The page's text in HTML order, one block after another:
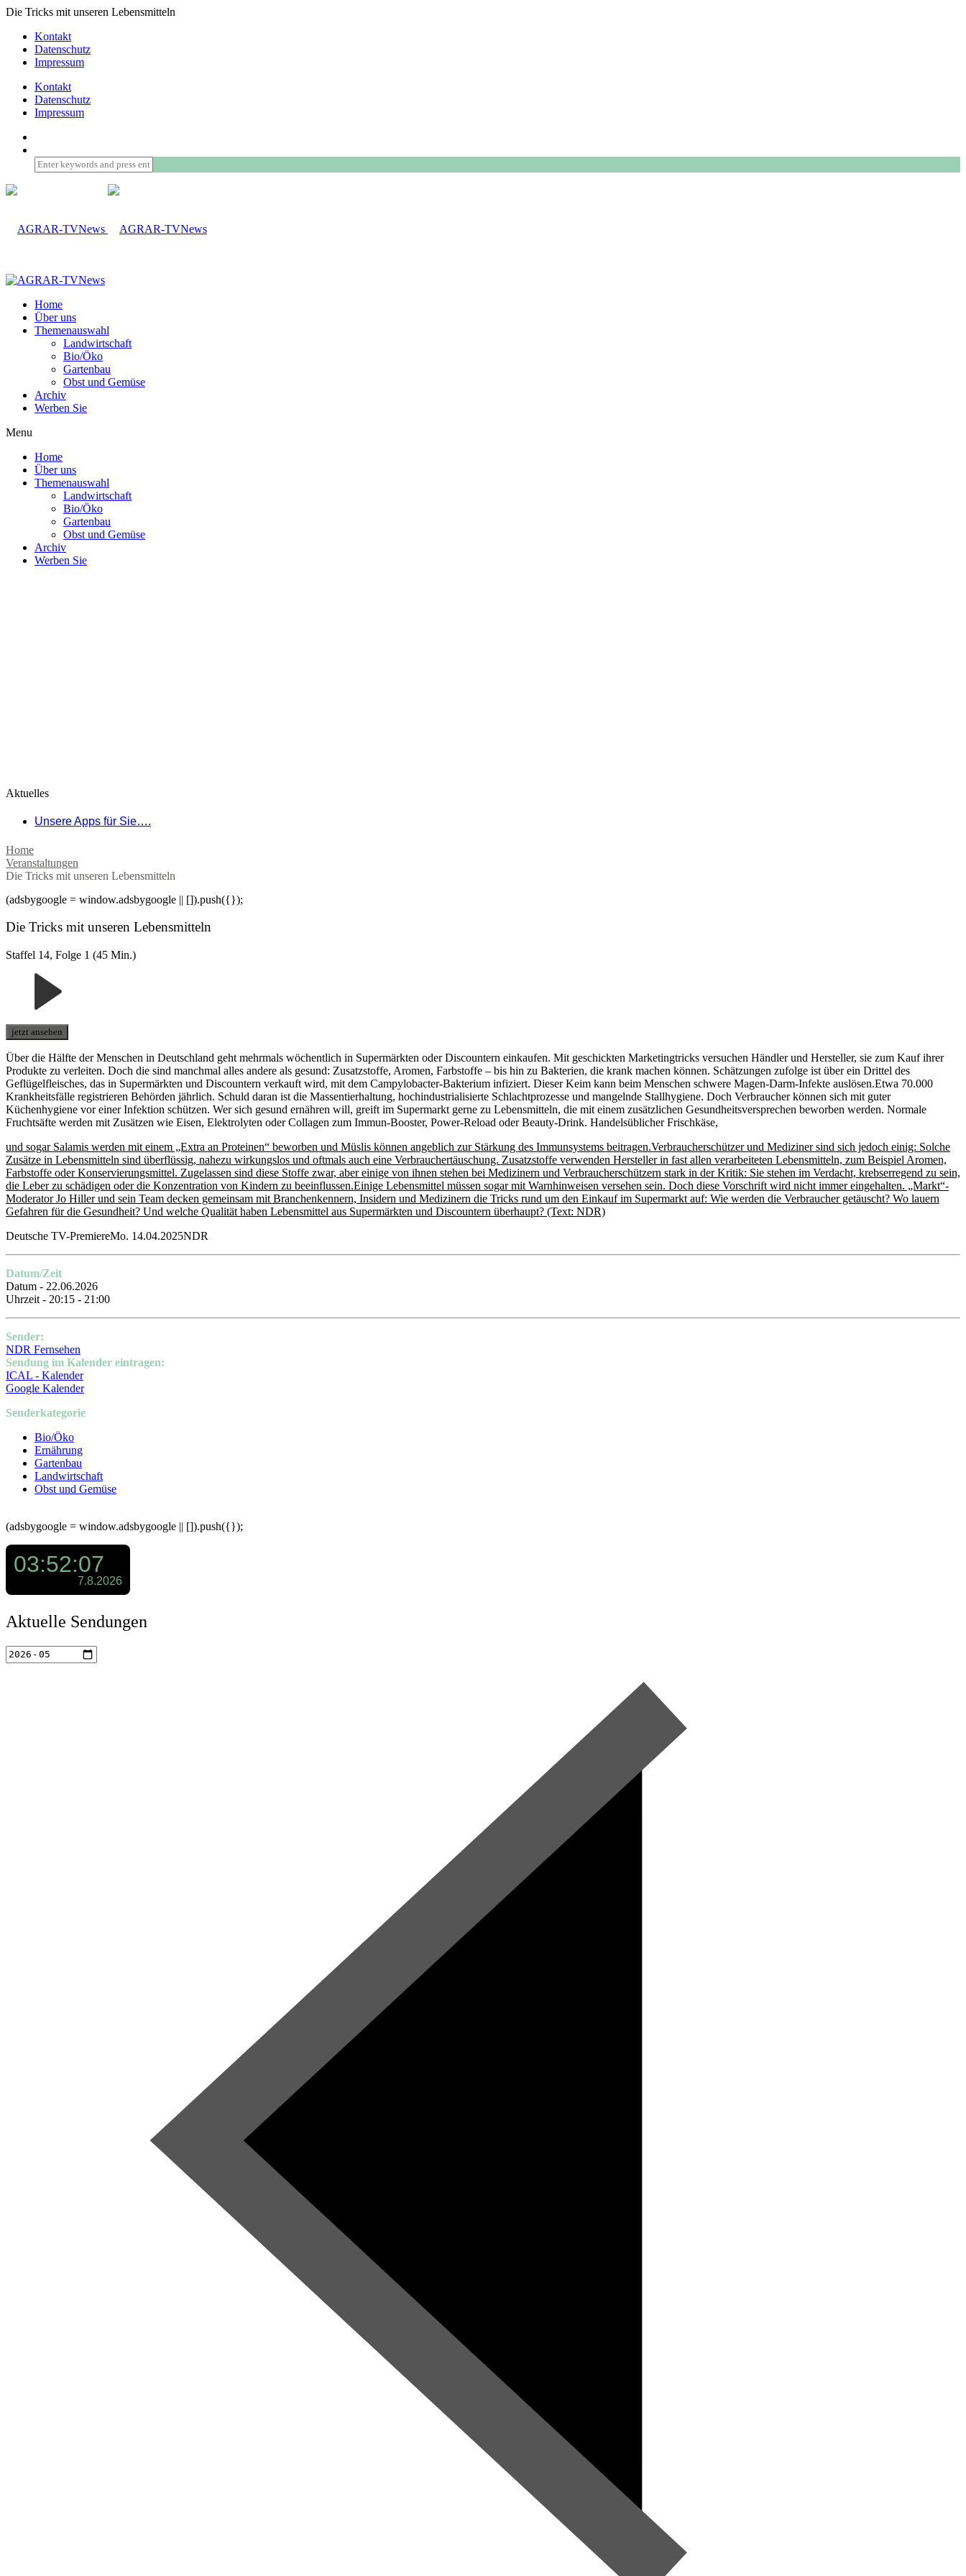
Die Tricks mit unseren Lebensmitteln
Kontakt
Datenschutz
Impressum
Kontakt
Datenschutz
Impressum
Home
Über uns
Themenauswahl
Landwirtschaft
Bio/Öko
Gartenbau
Obst und Gemüse
Archiv
Werben Sie
Menu
Home
Über uns
Themenauswahl
Landwirtschaft
Bio/Öko
Gartenbau
Obst und Gemüse
Archiv
Werben Sie
Aktuelles
Unsere Apps für Sie….
Home
Veranstaltungen
Die Tricks mit unseren Lebensmitteln
(adsbygoogle = window.adsbygoogle || []).push({});
Die Tricks mit unseren Lebensmitteln
Staffel 14, Folge 1 (45 Min.)
jetzt ansehen
Über die Hälfte der Menschen in Deutschland geht mehrmals wöchentlich in Supermärkten oder Discountern einkaufen. Mit geschickten Marketingtricks versuchen Händler und Hersteller, sie zum Kauf ihrer
Produkte zu verleiten. Doch die sind manchmal alles andere als gesund: Zusatzstoffe, Aromen, Farbstoffe – bis hin zu Bakterien, die krank machen können. Schätzungen zufolge ist über ein Drittel des
Geflügelfleisches, das in Supermärkten und Discountern verkauft wird, mit dem Campylobacter-Bakterium infiziert. Dieser Keim kann beim Menschen schwere Magen-Darm-Infekte auslösen.Etwa 70.000
Krankheitsfälle registrieren Behörden jährlich. Schuld daran ist die Massentierhaltung, hochindustrialisierte Schlachtprozesse und mangelnde Stallhygiene. Doch Verbraucher können sich mit guter
Küchenhygiene vor einer Infektion schützen. Wer sich gesund ernähren will, greift im Supermarkt gerne zu Lebensmitteln, die mit einem zusätzlichen Gesundheitsversprechen beworben werden. Normale
Fruchtsäfte werden mit Zusätzen wie Eisen, Elektrolyten oder Collagen zum Immun-Booster, Power-Reload oder Beauty-Drink. Handelsüblicher Frischkäse,
und sogar Salamis werden mit einem „Extra an Proteinen“ beworben und Müslis können angeblich zur Stärkung des Immunsystems beitragen.Verbraucherschützer und Mediziner sind sich jedoch einig: Solche
Zusätze in Lebensmitteln sind überflüssig, nahezu wirkungslos und oftmals auch eine Verbrauchertäuschung. Zusatzstoffe verwenden Hersteller in fast allen verarbeiteten Lebensmitteln, zum Beispiel Aromen,
Farbstoffe oder Konservierungsmittel. Zugelassen sind diese Stoffe zwar, aber einige von ihnen stehen bei Medizinern und Verbraucherschützern stark in der Kritik: Sie stehen im Verdacht, krebserregend zu sein,
die Leber zu schädigen oder die Konzentration von Kindern zu beeinflussen.Einige Lebensmittel müssen sogar mit Warnhinweisen versehen sein. Doch diese Vorschrift wird nicht immer eingehalten. „Markt“-
Moderator Jo Hiller und sein Team decken gemeinsam mit Branchenkennern, Insidern und Medizinern die Tricks rund um den Einkauf im Supermarkt auf: Wie werden die Verbraucher getäuscht? Wo lauern
Gefahren für die Gesundheit? Und welche Qualität haben Lebensmittel aus Supermärkten und Discountern überhaupt? (Text: NDR)
Deutsche TV-PremiereMo. 14.04.2025NDR
Datum/Zeit
Datum - 22.06.2026
Uhrzeit - 20:15 - 21:00
Sender:
NDR Fernsehen
Sendung im Kalender eintragen:
ICAL - Kalender
Google Kalender
Senderkategorie
Bio/Öko
Ernährung
Gartenbau
Landwirtschaft
Obst und Gemüse
(adsbygoogle = window.adsbygoogle || []).push({});
Aktuelle Sendungen